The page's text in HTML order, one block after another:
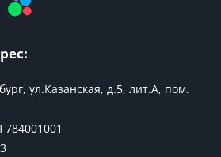
ул.Казанская, д.5, лит.А, пом.